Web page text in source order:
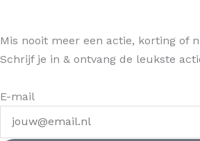
Mis nooit meer een actie, korting of
Schrijf je in & ontvang de leukste
E-mail